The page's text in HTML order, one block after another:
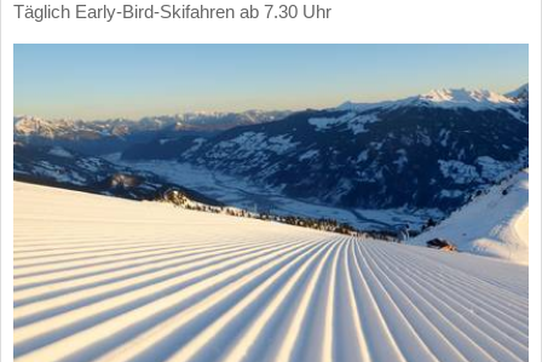
Täglich Early-Bird-Skifahren ab 7.30 Uhr